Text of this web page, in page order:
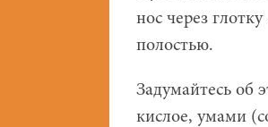
нос через
полостью.
Задумайтесь об
кислое, умами